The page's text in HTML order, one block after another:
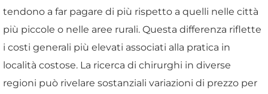
tendono a far pagare di più rispetto a quelli nelle città
più piccole o nelle aree rurali. Questa differenza riflette
i costi generali più elevati associati alla pratica in
località costose. La ricerca di chirurghi in diverse
regioni può rivelare sostanziali variazioni di prezzo per